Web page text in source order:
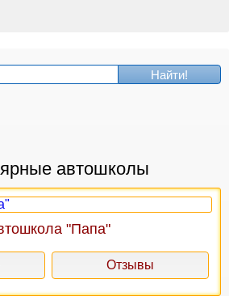
Найти!
автошколы
"Папа"
Отзывы